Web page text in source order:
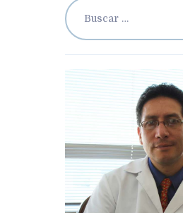
Buscar: